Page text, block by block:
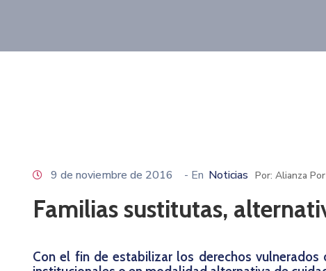
9 de noviembre de 2016 - En Noticias Por: Alianza
Familias sustitutas,
Con el fin de estabilizar los derechos